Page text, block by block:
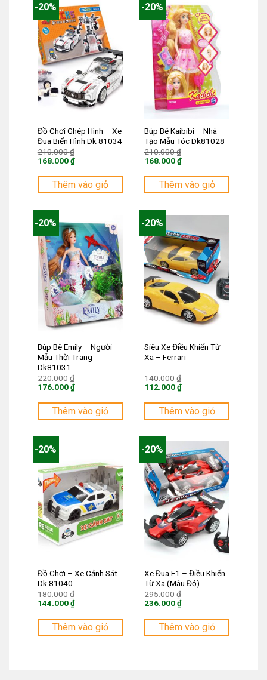
-20%
Đồ Chơi Ghép Hình – Xe
Đua Biến Hình Dk 81034
210.000₫
210.000 ₫.
168.000₫
hiện
là:
Thêm vào giỏ
-20%
Búp Bê Kaibibi – Nhà
Tạo Mẫu Tóc Dk81028
210.000₫
210.000 ₫.
168.000₫
hiện
là:
Thêm vào giỏ
-20%
Búp Bê Emily – Người
Mẫu Thời Trang
Dk81031
220.000₫
220.000 ₫.
176.000₫
hiện
là:
Thêm vào giỏ
-20%
Siêu Xe Điều Khiển Từ
Xa – Ferrari
140.000₫
140.000 ₫.
112.000₫
hiện
là:
Thêm vào giỏ
-20%
Đồ Chơi – Xe Cảnh Sát
Dk 81040
180.000₫
180.000 ₫.
144.000₫
hiện
là:
Thêm vào giỏ
-20%
Xe Đua F1 – Điều Khiển
Từ Xa (Màu Đỏ)
295.000₫
295.000 ₫.
236.000₫
hiện
là:
Thêm vào giỏ